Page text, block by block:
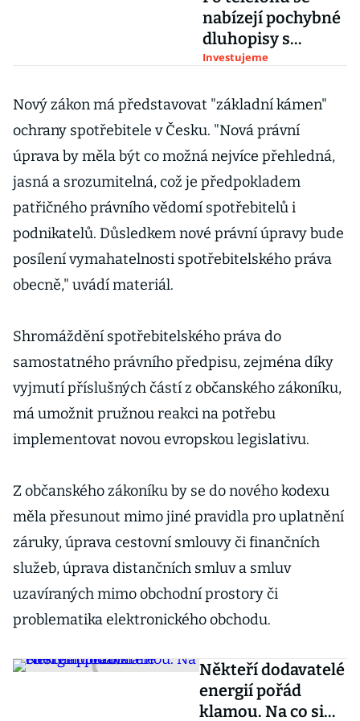
nabízejí pochybné
dluhopisy s
vysokým výnosem
Investujeme
Nový zákon má představovat "základní kámen"
ochrany spotřebitele v Česku. "Nová právní
úprava by měla být co možná nejvíce přehledná,
jasná a srozumitelná, což je předpokladem
patřičného právního vědomí spotřebitelů i
podnikatelů. Důsledkem nové právní úpravy bude
posílení vymahatelnosti spotřebitelského práva
obecně," uvádí materiál.
Shromáždění spotřebitelského práva do
samostatného právního předpisu, zejména díky
vyjmutí příslušných částí z občanského zákoníku,
má umožnit pružnou reakci na potřebu
implementovat novou evropskou legislativu.
Z občanského zákoníku by se do nového kodexu
měla přesunout mimo jiné pravidla pro uplatnění
záruky, úprava cestovní smlouvy či finančních
služeb, úprava distančních smluv a smluv
uzavíraných mimo obchodní prostory či
problematika elektronického obchodu.
Někteří dodavatelé
energií pořád
klamou. Na co si